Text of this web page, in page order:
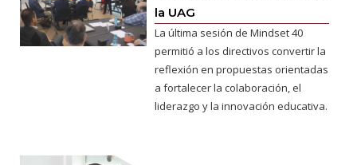
la UAG
La última sesión de Mindset 40
permitió a los directivos convertir la
reflexión en propuestas orientadas
a fortalecer la colaboración, el
liderazgo y la innovación educativa.